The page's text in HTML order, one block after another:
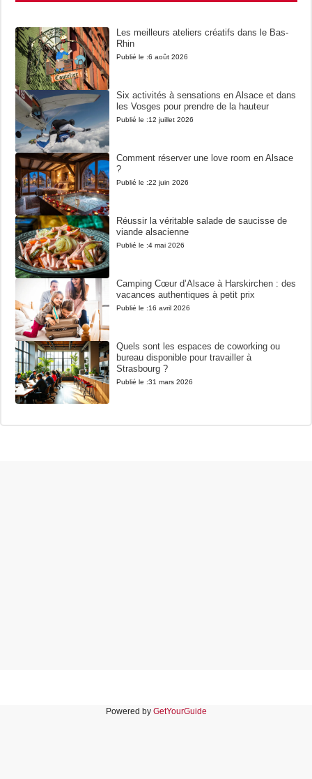
Les meilleurs ateliers créatifs dans le Bas-
Rhin
Publié le :6 août 2026
Six activités à sensations en Alsace et dans
les Vosges pour prendre de la hauteur
Publié le :12 juillet 2026
Comment réserver une love room en Alsace
?
Publié le :22 juin 2026
Réussir la véritable salade de saucisse de
viande alsacienne
Publié le :4 mai 2026
Camping Cœur d’Alsace à Harskirchen : des
vacances authentiques à petit prix
Publié le :16 avril 2026
Quels sont les espaces de coworking ou
bureau disponible pour travailler à
Strasbourg ?
Publié le :31 mars 2026
Powered by GetYourGuide